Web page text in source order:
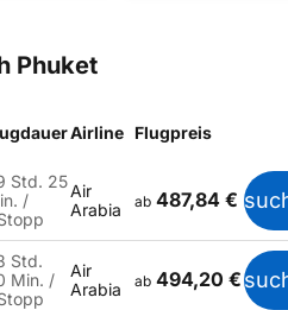
Phuket
Airline Flugpreis
Std. 25
/
Air
Arabia
ab 487,84 €
Std.
Min. /
Air
Arabia
ab 494,20 €